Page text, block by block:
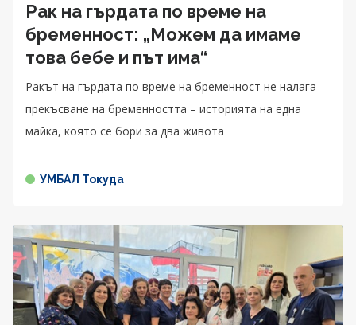
Рак на гърдата по време на
бременност: „Можем да имаме
това бебе и път има“
Ракът на гърдата по време на бременност не налага
прекъсване на бременността – историята на една
майка, която се бори за два живота
УМБАЛ Токуда